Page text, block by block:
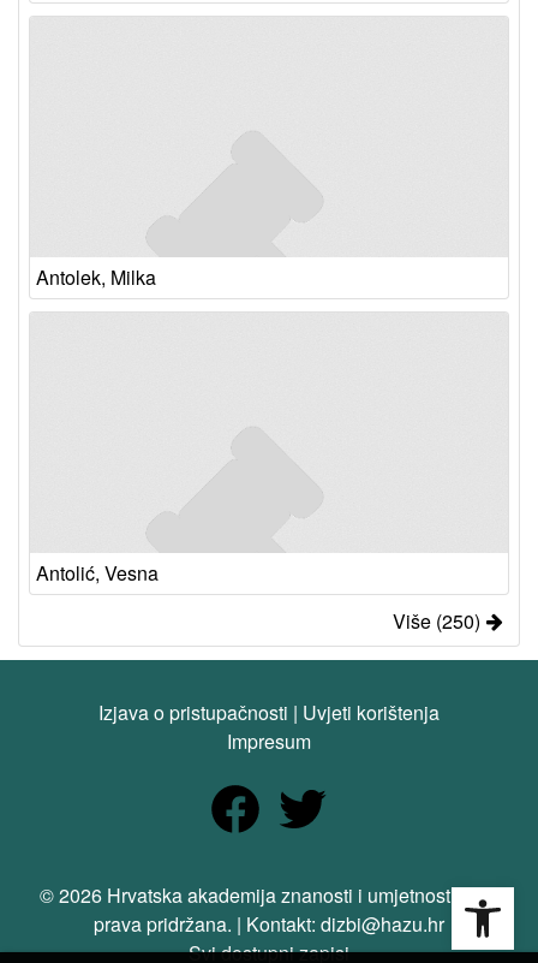
Antolek, Milka
Antolić, Vesna
Više (250)
Izjava o pristupačnosti | Uvjeti korištenja
Impresum
© 2026 Hrvatska akademija znanosti i umjetnosti. Sva
prava pridržana. | Kontakt: dizbi@hazu.hr
Svi dostupni zapisi